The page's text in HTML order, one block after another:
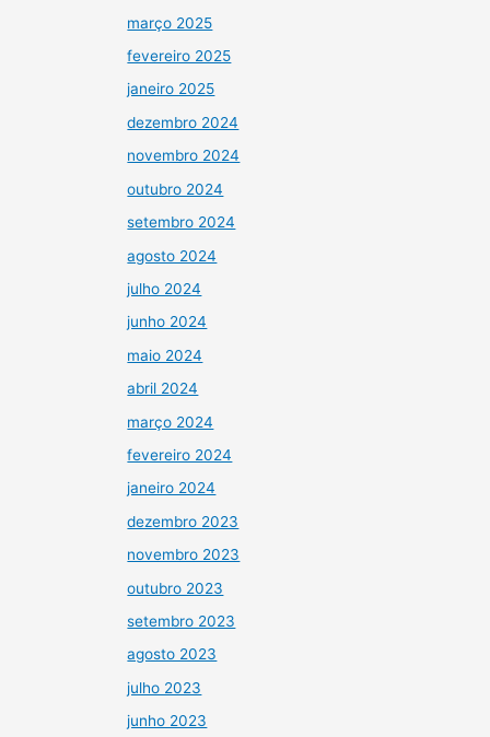
março 2025
fevereiro 2025
janeiro 2025
dezembro 2024
novembro 2024
outubro 2024
setembro 2024
agosto 2024
julho 2024
junho 2024
maio 2024
abril 2024
março 2024
fevereiro 2024
janeiro 2024
dezembro 2023
novembro 2023
outubro 2023
setembro 2023
agosto 2023
julho 2023
junho 2023